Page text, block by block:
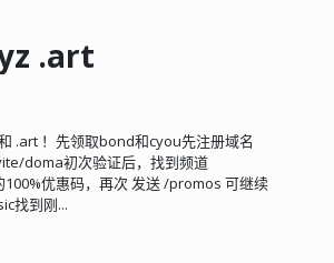
.art
.art ！先领取bond和cyou先注册域名
doma初次验证后，找到频道
优惠码，再次 发送 /promos 可继续
找到刚...